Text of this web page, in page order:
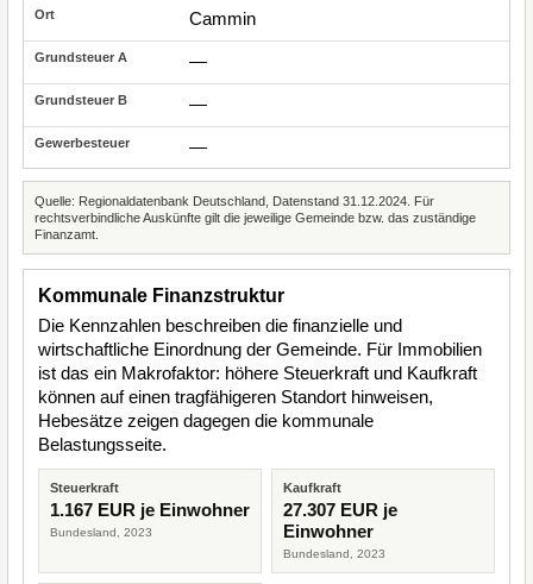
Cammin
—
—
—
Quelle: Regionaldatenbank Deutschland, Datenstand 31.12.2024. Für
rechtsverbindliche Auskünfte gilt die jeweilige Gemeinde bzw. das zuständige
Finanzamt.
Kommunale Finanzstruktur
Die Kennzahlen beschreiben die finanzielle und
wirtschaftliche Einordnung der Gemeinde. Für Immobilien
ist das ein Makrofaktor: höhere Steuerkraft und Kaufkraft
können auf einen tragfähigeren Standort hinweisen,
Hebesätze zeigen dagegen die kommunale
Belastungsseite.
Steuerkraft
1.167 EUR je Einwohner
Bundesland, 2023
Kaufkraft
27.307 EUR je
Einwohner
Bundesland, 2023